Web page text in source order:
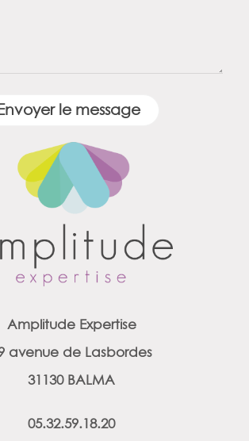
Amplitude Expertise
avenue de Lasbordes
31130 BALMA
05.32.59.18.20